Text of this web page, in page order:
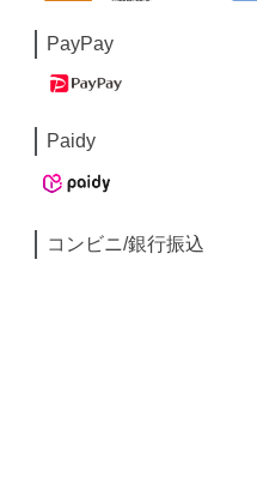
PayPay
Paidy
コンビニ/銀行振込